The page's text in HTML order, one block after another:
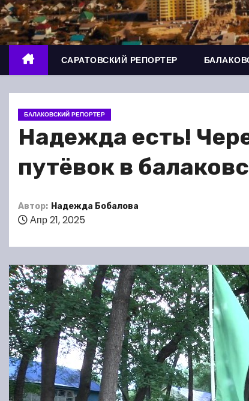
о
м
у
САРАТОВСКИЙ РЕПОРТЕР
БАЛАКОВСКИЙ РЕПОРТЕР
Надежда есть!
путёвок в
Автор: Надежда Бобалова
Апр 21, 2025